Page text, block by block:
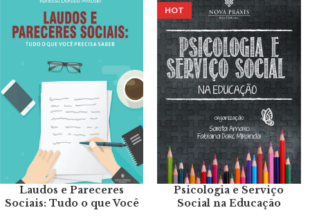
Laudos e Pareceres
Sociais: Tudo o que Você
HOT
Psicologia e Serviço
Social na Educação